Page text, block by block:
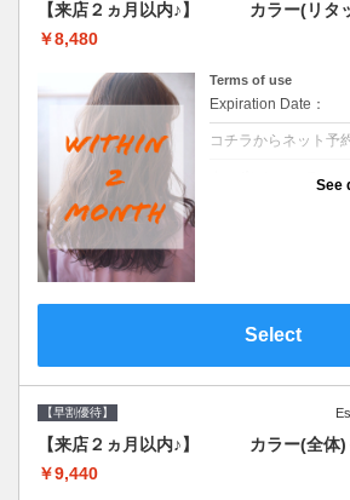
【来店２ヵ月以内♪】 カラー(リタ
￥8,480
Terms of use
Expiration Date：
コチラからネット予
See
Select
【早割優待】
【来店２ヵ月以内♪】 カラー(全体)
￥9,440